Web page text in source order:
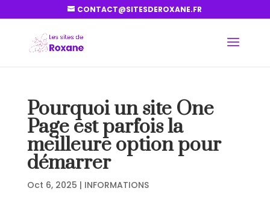
CONTACT@SITESDEROXANE.FR
Pourquoi un site One
Page est parfois la
meilleure option pour
démarrer
Oct 6, 2025 | INFORMATIONS